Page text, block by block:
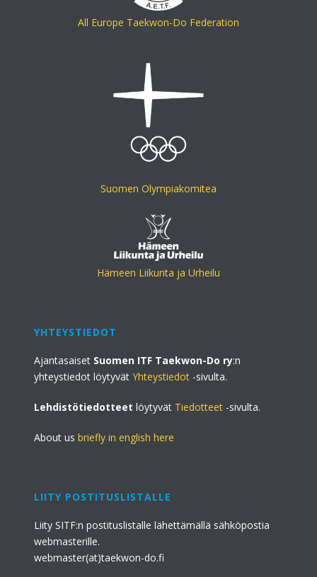
All Europe Taekwon-Do Federation
Suomen Olympiakomitea
Hämeen Liikunta ja Urheilu
YHTEYSTIEDOT
Ajantasaiset Suomen ITF Taekwon-Do ry:n
yhteystiedot löytyvätYhteystiedot -sivulta.
Lehdistötiedotteet löytyvät Tiedotteet -sivulta.
About usbriefly in english here
LIITY POSTITUSLISTALLE
Liity SITF:n postituslistalle lähettämällä sähköpostia
webmasterille.
webmaster(at)taekwon-do.fi